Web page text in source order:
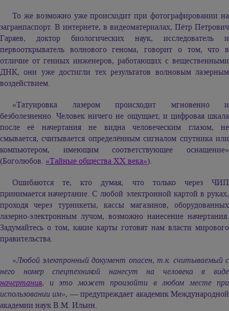
То же возможно уже происходит при фотографировании на
загранпаспорт. В интернете, в видеоматериалах, Пётр Петрович
Гаряев, доктор биологических наук, исследователь и
первооткрыватель волнового генома, говорит о том, что в
отличие от генных инженеров, работающих с вещественными
ДНК, они уже достигли тех результатов волновым лазерным
воздействием.
«Татуировка лазером происходит мгновенно и
безболезненно. Человек ничего не ощущает, и цифровая шкала
после её начертания не видна человеческим глазом, не
смывается, считывается определённым сигналом спутника или
компьютером, имеющим соответствующее оснащение»
(Боголюбов. «Тайные общества ХХ века»).
Ошибаются те, кто думая, что только через ЧИП
принимается начертание. С любой электронной картой в руках,
проходя через турникеты, кассы магазинов, оборудованных
лазерно-электронным лучом, возможно нанесение начертания.
Задумайтесь о том, какие карты готовят нам власти мирового
правительства.
«Любой электронный документ опасен, т.к. считываемый с
него номер спецтехникой нанесут на человека в виде
начертания, и это может произойти в любом месте при
использовании им», — предупреждает академик Международной
академии наук В.М. Ильин.